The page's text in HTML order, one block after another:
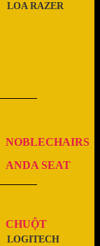
LOA RAZER
NOBLECHAIRS
ANDA SEAT
CHUỘT
LOGITECH